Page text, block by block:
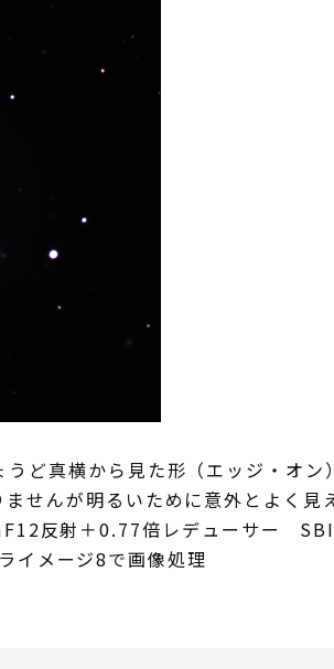
ど真横から見た形（エッジ・オ
せんが明るいために意外とよく見
反射＋0.77倍レデューサー
メージ8で画像処理